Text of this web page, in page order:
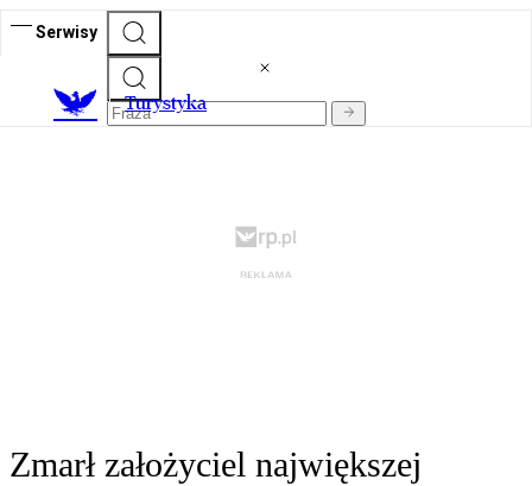
Serwisy
Turystyka
Zmarł założyciel największej